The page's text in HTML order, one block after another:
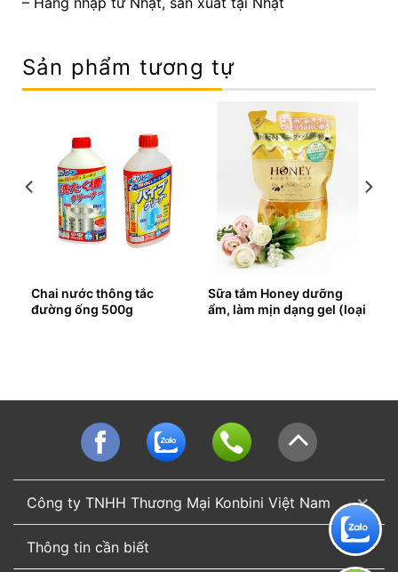
Sản phẩm tương tự
Chai nước thông tắc
đường ống 500g
Sữa tắm Honey dưỡng
ẩm, làm mịn dạng gel (loại
Công ty TNHH Thương Mại Konbini Việt Nam
Thông tin cần biết